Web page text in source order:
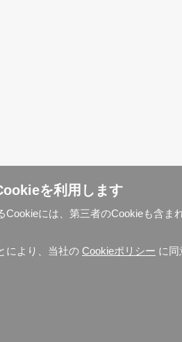
を利用します
Cookieには、第三者のCookieも含
により、当社の Cookieポリシー に